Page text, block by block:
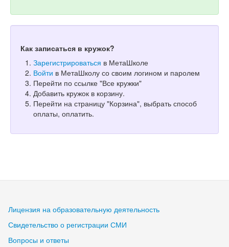
Как записаться в кружок?
Зарегистрироваться в МетаШколе
Войти в МетаШколу со своим логином и паролем
Перейти по ссылке "Все кружки"
Добавить кружок в корзину.
Перейти на страницу "Корзина", выбрать способ
оплаты, оплатить.
Лицензия на образовательную деятельность
Свидетельство о регистрации СМИ
Вопросы и ответы